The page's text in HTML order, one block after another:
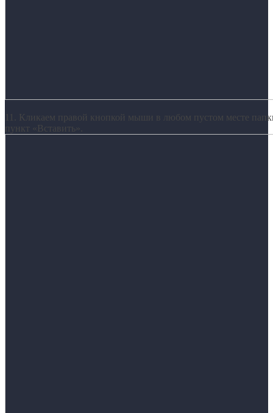
11. Кликаем правой кнопкой мыши в любом пустом месте
пункт «Вставить».